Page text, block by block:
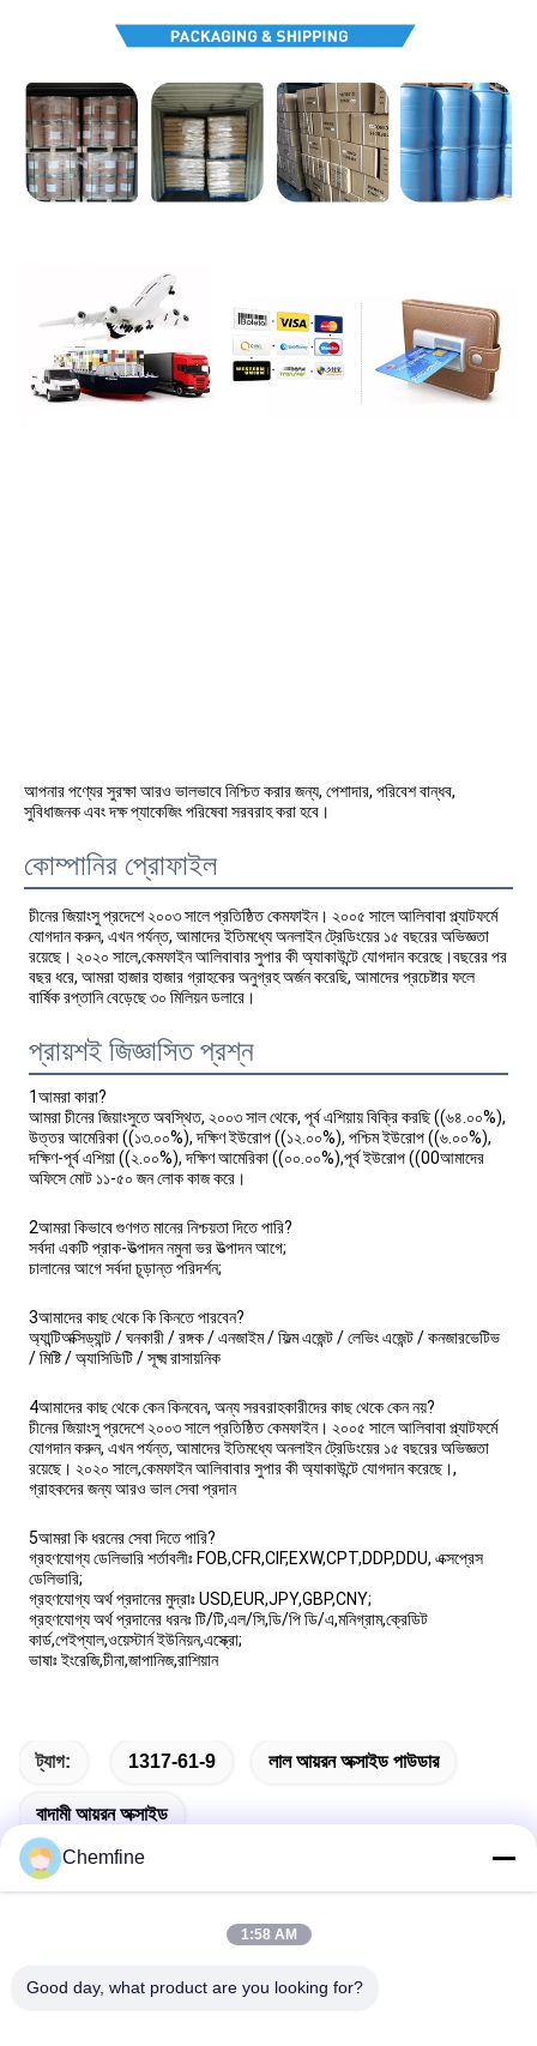
আপনার পণ্যের সুরক্ষা আরও ভালভাবে নিশ্চিত করার জন্য, পেশাদার, পরিবেশ বান্ধব,
সুবিধাজনক এবং দক্ষ প্যাকেজিং পরিষেবা সরবরাহ করা হবে।
কোম্পানির প্রোফাইল
চীনের জিয়াংসু প্রদেশে ২০০৩ সালে প্রতিষ্ঠিত কেমফাইন। ২০০৫ সালে আলিবাবা প্ল্যাটফর্মে
যোগদান করুন, এখন পর্যন্ত, আমাদের ইতিমধ্যে অনলাইন ট্রেডিংয়ের ১৫ বছরের অভিজ্ঞতা
রয়েছে। ২০২০ সালে,কেমফাইন আলিবাবার সুপার কী অ্যাকাউন্টে যোগদান করেছে।বছরের পর
বছর ধরে, আমরা হাজার হাজার গ্রাহকের অনুগ্রহ অর্জন করেছি, আমাদের প্রচেষ্টার ফলে
বার্ষিক রপ্তানি বেড়েছে ৩০ মিলিয়ন ডলারে।
প্রায়শই জিজ্ঞাসিত প্রশ্ন
1আমরা কারা?
আমরা চীনের জিয়াংসুতে অবস্থিত, ২০০৩ সাল থেকে, পূর্ব এশিয়ায় বিক্রি করছি ((৬৪.০০%),
উত্তর আমেরিকা ((১৩.০০%), দক্ষিণ ইউরোপ ((১২.০০%), পশ্চিম ইউরোপ ((৬.০০%),
দক্ষিণ-পূর্ব এশিয়া ((২.০০%), দক্ষিণ আমেরিকা ((০০.০০%),পূর্ব ইউরোপ ((00আমাদের
অফিসে মোট ১১-৫০ জন লোক কাজ করে।
2আমরা কিভাবে গুণগত মানের নিশ্চয়তা দিতে পারি?
সর্বদা একটি প্রাক-উত্পাদন নমুনা ভর উত্পাদন আগে;
চালানের আগে সর্বদা চূড়ান্ত পরিদর্শন;
3আমাদের কাছ থেকে কি কিনতে পারবেন?
অ্যান্টিঅক্সিড্যান্ট / ঘনকারী / রঙ্গক / এনজাইম / ফিল্ম এজেন্ট / লেভিং এজেন্ট / কনজারভেটিভ
/ মিষ্টি / অ্যাসিডিটি / সূক্ষ্ম রাসায়নিক
4আমাদের কাছ থেকে কেন কিনবেন, অন্য সরবরাহকারীদের কাছ থেকে কেন নয়?
চীনের জিয়াংসু প্রদেশে ২০০৩ সালে প্রতিষ্ঠিত কেমফাইন। ২০০৫ সালে আলিবাবা প্ল্যাটফর্মে
যোগদান করুন, এখন পর্যন্ত, আমাদের ইতিমধ্যে অনলাইন ট্রেডিংয়ের ১৫ বছরের অভিজ্ঞতা
রয়েছে। ২০২০ সালে,কেমফাইন আলিবাবার সুপার কী অ্যাকাউন্টে যোগদান করেছে।,
গ্রাহকদের জন্য আরও ভাল সেবা প্রদান
5আমরা কি ধরনের সেবা দিতে পারি?
গ্রহণযোগ্য ডেলিভারি শর্তাবলীঃ FOB,CFR,CIF,EXW,CPT,DDP,DDU, এক্সপ্রেস
ডেলিভারি;
গ্রহণযোগ্য অর্থ প্রদানের মুদ্রাঃ USD,EUR,JPY,GBP,CNY;
গ্রহণযোগ্য অর্থ প্রদানের ধরনঃ টি/টি,এল/সি,ডি/পি ডি/এ,মনিগ্রাম,ক্রেডিট
কার্ড,পেইপ্যাল,ওয়েস্টার্ন ইউনিয়ন,এস্ক্রো;
ভাষাঃ ইংরেজি,চীনা,জাপানিজ,রাশিয়ান
ট্যাগ: 1317-61-9 লাল আয়রন অক্সাইড পাউডার
বাদামী আয়রন অক্সাইড
Chemfine
1:58 AM
Good day, what product are you looking for?